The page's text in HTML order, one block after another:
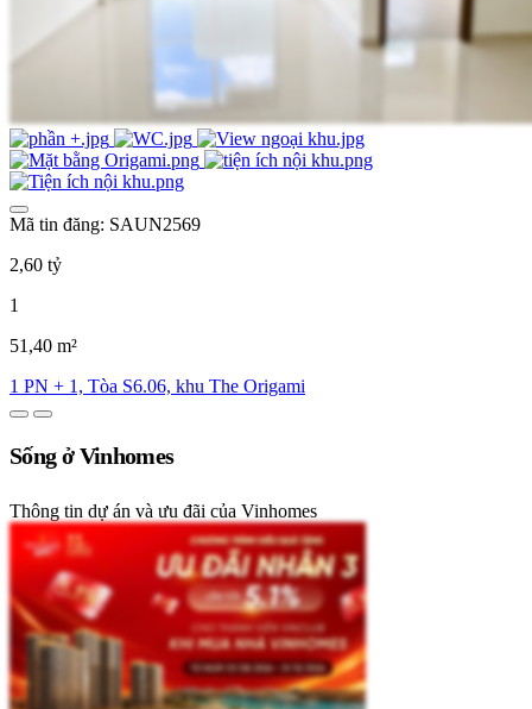
Mã tin đăng: SAUN2569
2,60 tỷ
1
51,40 m²
1 PN + 1, Tòa S6.06, khu The Origami
Sống ở Vinhomes
Thông tin dự án và ưu đãi của Vinhomes